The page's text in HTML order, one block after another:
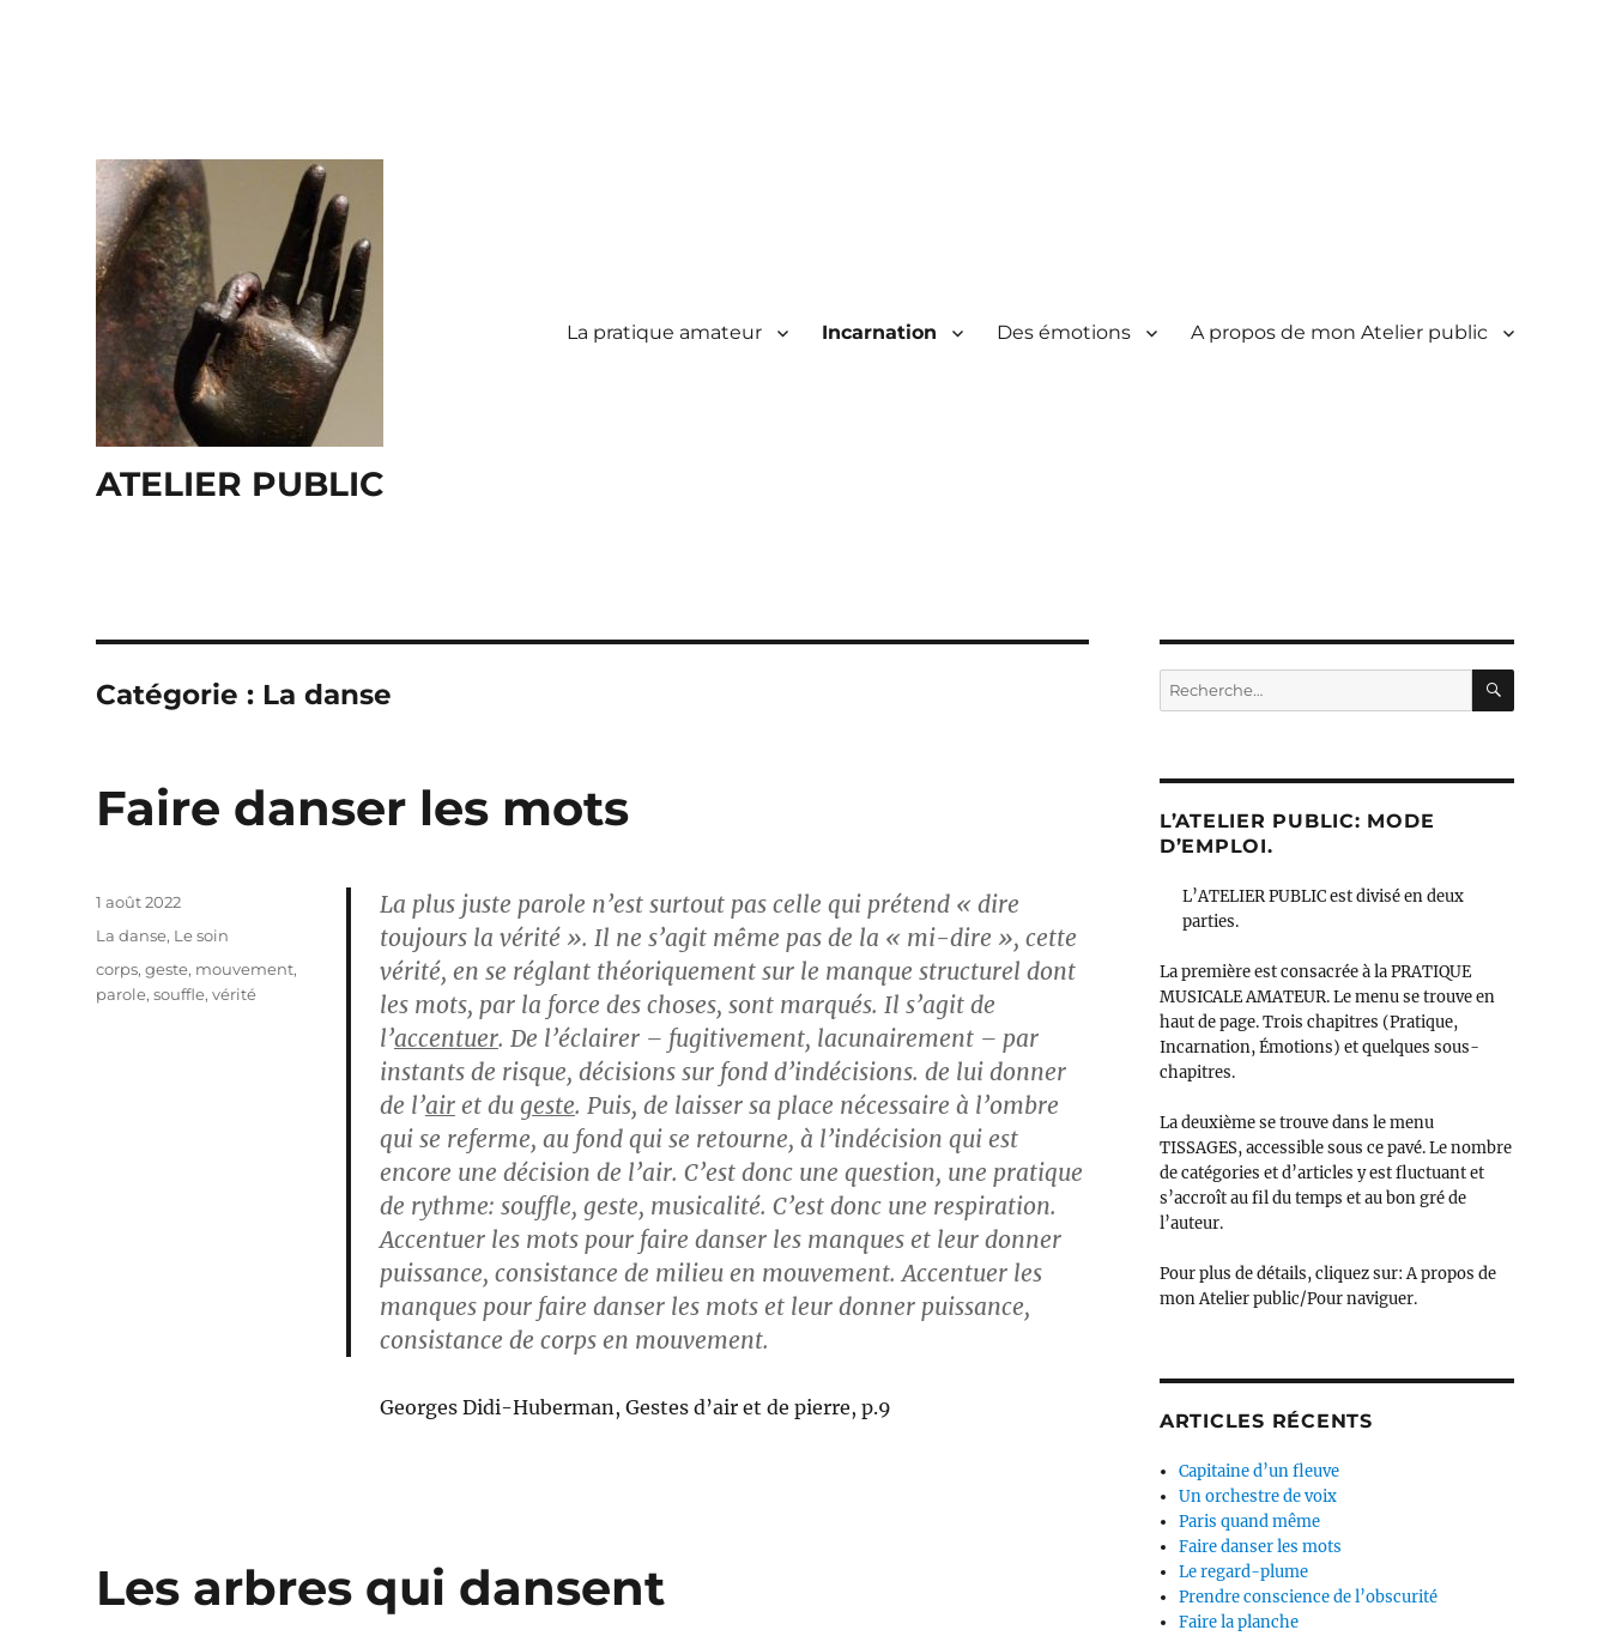
ATELIER PUBLIC
La pratique amateur Incarnation Des émotions A propos de mon Atelier public
Catégorie : La danse
Faire danser les mots
La plus juste parole n’est surtout pas celle qui prétend « dire
toujours la vérité ». Il ne s’agit même pas de la « mi-dire », cette
vérité, en se réglant théoriquement sur le manque structurel dont
les mots, par la force des choses, sont marqués. Il s’agit de
l’accentuer. De l’éclairer – fugitivement, lacunairement – par
instants de risque, décisions sur fond d’indécisions. de lui donner
de l’airet du geste. Puis, de laisser sa place nécessaire à l’ombre
qui se referme, au fond qui se retourne, à l’indécision qui est
encore une décision de l’air. C’est donc une question, une pratique
de rythme: souffle, geste, musicalité. C’est donc une respiration.
Accentuer les mots pour faire danser les manques et leur donner
puissance, consistance de milieu en mouvement. Accentuer les
manques pour faire danser les mots et leur donner puissance,
consistance de corps en mouvement.
Georges Didi-Huberman, Gestes d’air et de pierre, p.9
Publié
1 août 2022
Catégories
La danse, Le soin
Étiquettes
corps,geste, mouvement,
parole,souffle,vérité
Les arbres qui dansent
Recherche
pour :
L’ATELIER PUBLIC: MODE
D’EMPLOI.
L’ATELIER PUBLIC est divisé en deux
parties.
La première est consacrée à la PRATIQUE
MUSICALE AMATEUR. Le menu se trouve en
haut de page. Trois chapitres (Pratique,
Incarnation, Émotions) et quelques sous-
chapitres.
La deuxième se trouve dans le menu
TISSAGES, accessible sous ce pavé. Le nombre
de catégories et d’articles y est fluctuant et
s’accroît au fil du temps et au bon gré de
l’auteur.
Pour plus de détails, cliquez sur: A propos de
mon Atelier public/Pour naviguer.
ARTICLES RÉCENTS
Capitaine d’un fleuve
Un orchestre de voix
Paris quand même
Faire danser les mots
Le regard-plume
Prendre conscience de l’obscurité
Faire la planche